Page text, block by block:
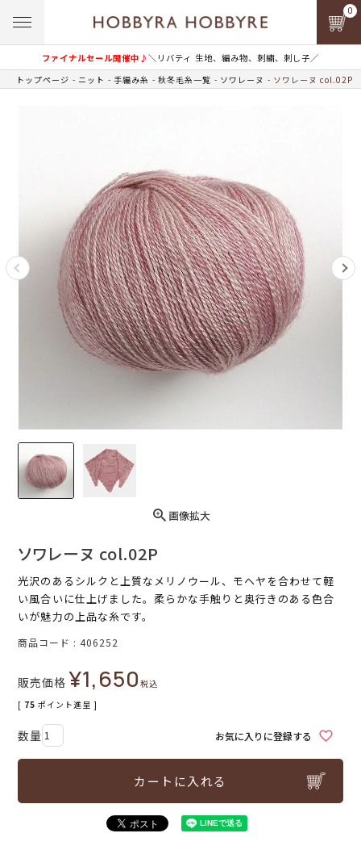
ファイナルセール開催中♪＼リバティ 生地、編み物、刺繍、刺し子／
0
トップページ ニット 手編み糸 秋冬毛糸一覧 ソワレーヌ ソワレーヌ col.02P
画像拡大
ソワレーヌ col.02P
光沢のあるシルクと上質なメリノウール、モヘヤを合わせて軽
い風合いに仕上げました。柔らかな手触りと奥行きのある色合
いが魅力の上品な糸です。
商品コード 406252
販売価格 ¥1,650税込
[ 75 ポイント進呈 ]
お気に入りに登録する
カートに入れる